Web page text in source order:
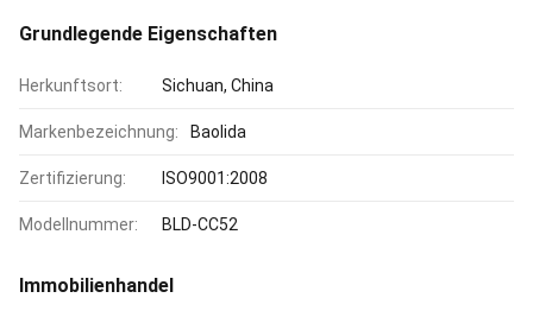
Grundlegende Eigenschaften
Herkunftsort: Sichuan, China
Markenbezeichnung: Baolida
Zertifizierung: ISO9001:2008
Modellnummer: BLD-CC52
Immobilienhandel